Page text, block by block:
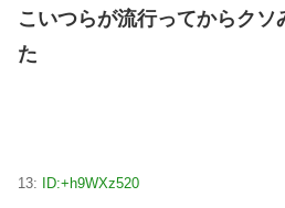
こいつらが流行ってからクソ
た
13: ID:+h9WXz520